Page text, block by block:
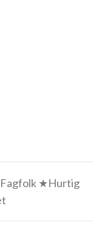
★Hurtig